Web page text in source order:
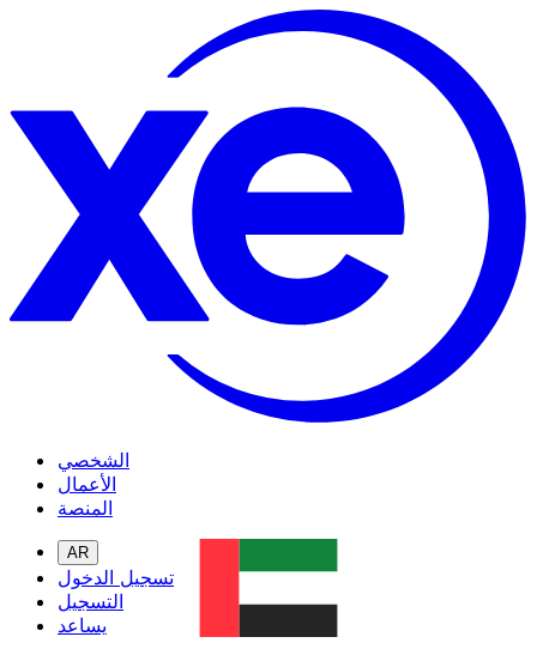
الشخصي
الأعمال
المنصة
AR
تسجيل الدخول
التسجيل
يساعد